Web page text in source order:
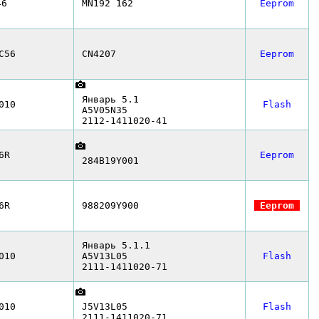
MN192 162 Eeprom
CN4207 Eeprom
Январь 5.1
A5V05N35
2112-1411020-41
Flash
284B19Y001
Eeprom
988209Y900 Eeprom
Январь 5.1.1
A5V13L05
2111-1411020-71
Flash
J5V13L05
Flash